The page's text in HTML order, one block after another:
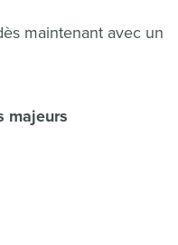
maintenant avec un
majeurs